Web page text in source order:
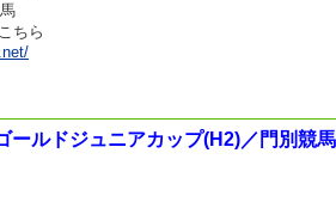
ちら
ールドジュニアカップ(H2)／門別競馬